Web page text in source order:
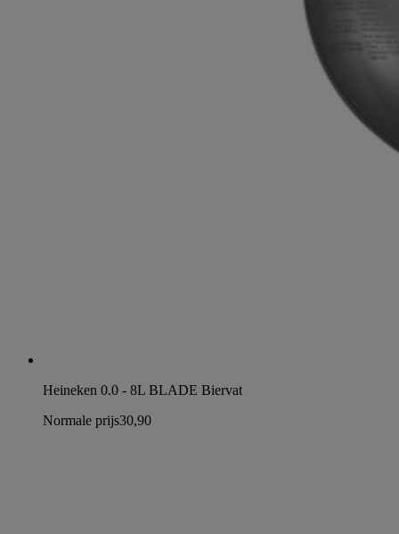
Heineken 0.0 - 8L BLADE Biervat
Normale prijs30,90